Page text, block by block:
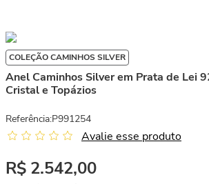
COLEÇÃO CAMINHOS SILVER
Anel Caminhos Silver em Prata de Lei
Cristal e Topázios
Referência:P991254
Avalie esse produto
R$ 2.542,00